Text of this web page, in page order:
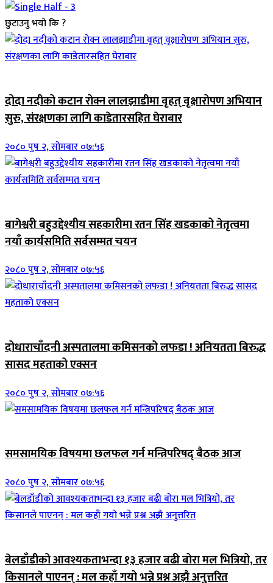
छुटाउनु भयो कि ?
दोदा नदीको कटान रोक्न लालझाडीमा वृहत् वृक्षारोपण अभियान
सुरु, संरक्षणका लागि काडेतारसहित घेराबार
२०८० पुष २, सोमबार ०७:५६
बागेश्वरी बहुउद्देश्यीय सहकारीमा रतन सिंह खडकाको नेतृत्वमा
नयाँ कार्यसमिति सर्वसम्मत चयन
२०८० पुष २, सोमबार ०७:५६
दोधाराचाँदनी अस्पतालमा कमिसनको लफडा ! अनियतता बिरुद्ध
सासद महताको एक्सन
२०८० पुष २, सोमबार ०७:५६
समसामयिक विषयमा छलफल गर्न मन्त्रिपरिषद् बैठक आज
२०८० पुष २, सोमबार ०७:५६
बेलडाँडीको आवश्यकताभन्दा १३ हजार बढी बोरा मल भित्रियो, तर
किसानले पाएनन् : मल कहाँ गयो भन्ने प्रश्न अझै अनुत्तरित